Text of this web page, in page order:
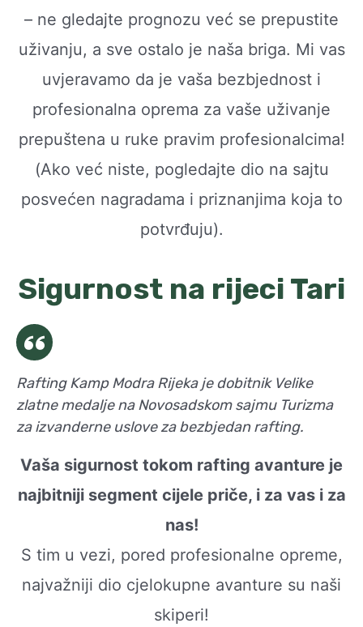
– ne gledajte prognozu već se prepustite
uživanju, a sve ostalo je naša briga. Mi vas
uvjeravamo da je vaša bezbjednost i
profesionalna oprema za vaše uživanje
prepuštena u ruke pravim profesionalcima!
(Ako već niste, pogledajte dio na sajtu
posvećen nagradama i priznanjima koja to
potvrđuju).
Sigurnost na rijeci Tari
Rafting Kamp Modra Rijeka je dobitnik Velike
zlatne medalje na Novosadskom sajmu Turizma
za izvanderne uslove za bezbjedan rafting.
Vaša sigurnost tokom rafting avanture je
najbitniji segment cijele priče, i za vas i za
nas!
S tim u vezi, pored profesionalne opreme,
najvažniji dio cjelokupne avanture su naši
skiperi!